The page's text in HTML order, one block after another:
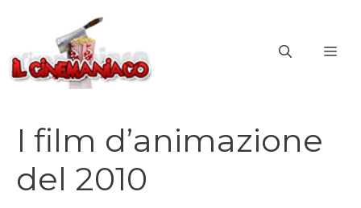
contenuto
I film d’animazione
del 2010